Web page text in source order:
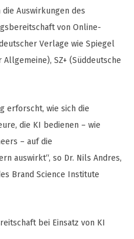
Auswirkungen des
von Online-
Verlage wie Spiegel
SZ+ (Süddeutsche
erforscht, wie sich die
die KI bedienen – wie
– auf die
auswirkt“, so Dr. Nils Andres,
Brand Science Institute
bei Einsatz von KI